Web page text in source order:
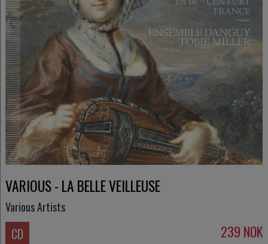
VARIOUS - LA BELLE VEILLEUSE
Various Artists
CD 239 NOK